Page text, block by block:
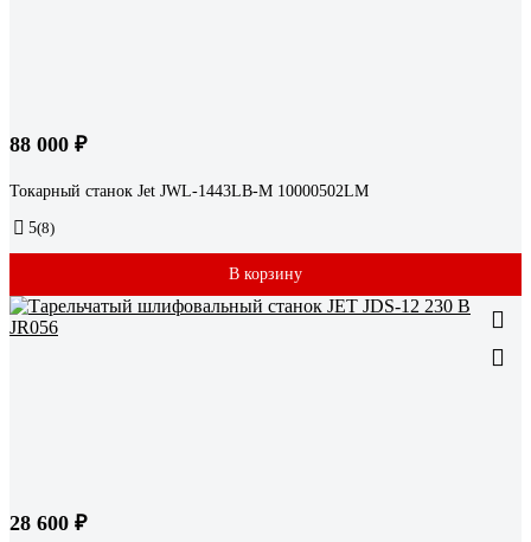
88 000 ₽
Токарный станок Jet JWL-1443LB-M 10000502LM
5(8)
В корзину
28 600 ₽